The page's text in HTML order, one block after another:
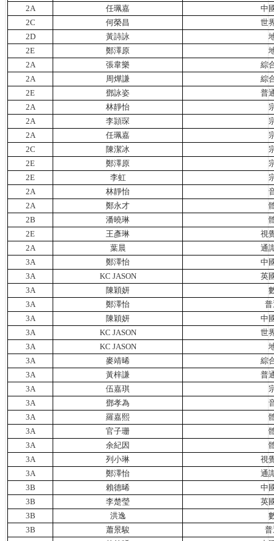
2A
任珮嘉
中
2C
何榮昌
世
2D
黃詩詠
2E
鄭澤原
2A
張韋樂
綜
2A
周燁謙
綜
2E
鄧詠姿
普
2A
林靜怡
2A
李頴琛
2A
任珮嘉
2C
陳潔冰
2E
鄭澤原
2E
李虹
2A
林靜怡
2A
鄭永才
2B
潘曉琳
2E
王彥琳
視
2A
葉晨
通
3A
鄭澤怡
中
3A
KC JASON
英
3A
陳穎妍
3A
鄭澤怡
3A
陳穎妍
中
3A
KC JASON
世
3A
KC JASON
3A
麥靖晞
綜
3A
黃梓謙
普
3A
伍嘉琪
3A
鄧孝為
3A
羅嘉熙
3A
官子珊
3A
余紀因
3A
列小琳
視
3A
鄭澤怡
通
3B
賴德晞
中
3B
李楚瑩
英
3B
洪逸
3B
蕭景駿